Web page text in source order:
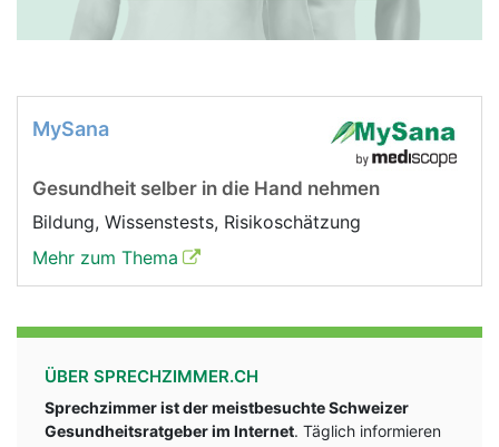
MySana
Gesundheit selber in die Hand nehmen
Bildung, Wissenstests, Risikoschätzung
Mehr zum Thema
ÜBER SPRECHZIMMER.CH
Sprechzimmer ist der meistbesuchte Schweizer
Gesundheitsratgeber im Internet. Täglich informieren